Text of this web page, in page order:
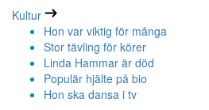
Kultur
Hon var viktig för många
Stor tävling för körer
Linda Hammar är död
Populär hjälte på bio
Hon ska dansa i tv